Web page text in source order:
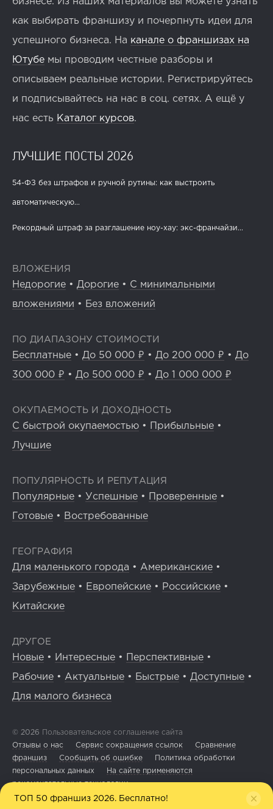
как выбирать франшизу и почерпнуть идеи для
успешного бизнеса. На канале о франшизах на
Ютубе мы проводим честные разборы и
описываем реальные истории. Регистрируйтесь
и подписывайтесь на нас в соц. сетях. А ещё у
нас есть Каталог курсов.
ЛУЧШИЕ ПОСТЫ 2026
54-ФЗ без штрафов и ручной рутины: как выстроить
автоматическую...
Рекордный штраф за разглашение ноу-хау: экс-франчайзи...
ВЛОЖЕНИЯ
Недорогие • Дорогие • С минимальными
вложениями • Без вложений
ПО ДИАПАЗОНУ СТОИМОСТИ
Бесплатные • До 50 000 ₽ • До 200 000 ₽ • До
300 000 ₽ • До 500 000 ₽ • До 1 000 000 ₽
ОКУПАЕМОСТЬ И ДОХОДНОСТЬ
С быстрой окупаемостью • Прибыльные •
Лучшие
ПОПУЛЯРНОСТЬ И РЕПУТАЦИЯ
Популярные • Успешные • Проверенные •
Готовые • Востребованные
ГЕОГРАФИЯ
Для маленького города • Американские •
Зарубежные • Европейские • Российские •
Китайские
ДРУГОЕ
Новые • Интересные • Перспективные •
Рабочие • Актуальные • Быстрые • Доступные •
Для малого бизнеса
© 2026 Пользовательское соглашение сайта
Отзывы о нас
Сервис сокращения ссылок
Сравнение
франшиз
Сообщить об ошибке
Политика обработки
персональных данных
На сайте применяются
рекомендательные технологии
ТОП 50 франшиз 2026. Бесплатно!